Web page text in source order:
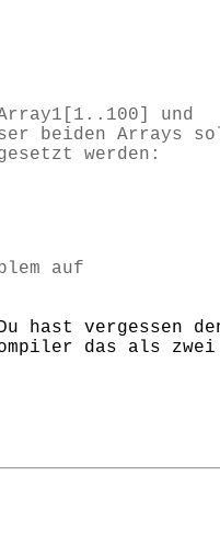
und
beiden Arrays
werden:
auf
hast vergessen
das als zwei